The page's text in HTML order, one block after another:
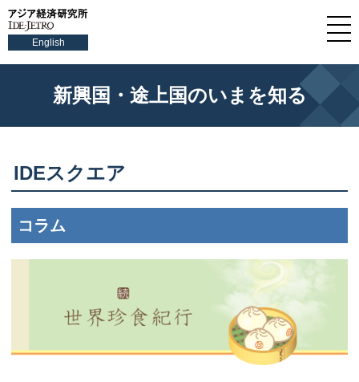
English
新興国・途上国のいまを知る
IDEスクエア
コラム